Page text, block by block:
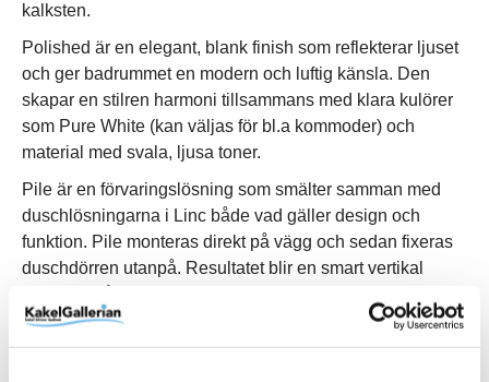
kalksten.
Polished är en elegant, blank finish som reflekterar ljuset
och ger badrummet en modern och luftig känsla. Den
skapar en stilren harmoni tillsammans med klara kulörer
som Pure White (kan väljas för bl.a kommoder) och
material med svala, ljusa toner.
Pile är en förvaringslösning som smälter samman med
duschlösningarna i Linc både vad gäller design och
funktion. Pile monteras direkt på vägg och sedan fixeras
duschdörren utanpå. Resultatet blir en smart vertikal
familjens alla schampo- och duschflaskor utan att ta extra
onödig plats i själva duschytan. Pile kommer med fem